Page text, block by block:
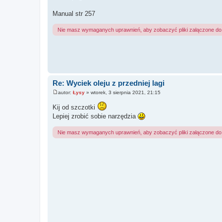
Manual str 257
Nie masz wymaganych uprawnień, aby zobaczyć pliki załączone do
Re: Wyciek oleju z przedniej lagi
t
autor: Łysy » wtorek, 3 sierpnia 2021, 21:15
Kij od szczotki
Lepiej zrobić sobie narzędzia
Nie masz wymaganych uprawnień, aby zobaczyć pliki załączone do